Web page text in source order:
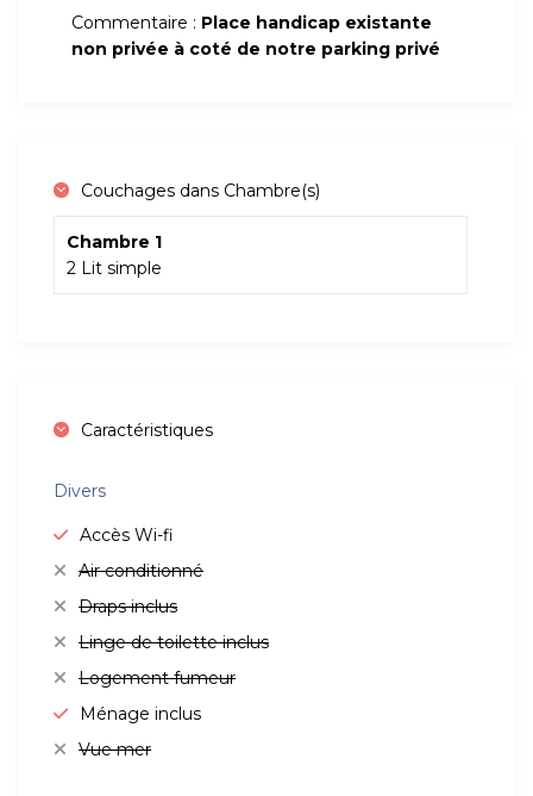
Commentaire : Place handicap existante
non privée à coté de notre parking privé
Couchages dans Chambre(s)
Chambre 1
2 Lit simple
Caractéristiques
Divers
Accès Wi-fi
Air conditionné
Draps inclus
Linge de toilette inclus
Logement fumeur
Ménage inclus
Vue mer